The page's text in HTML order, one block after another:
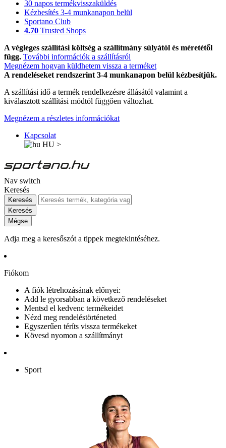
30 napos termékvisszaküldés
Kézbesítés 3-4 munkanapon belül
Sportano Club
4.70 Trusted Shops
A végleges szállítási költség a szállítmány súlyától és méretétől
függ. További információk a szállításról
Megnézem hogyan küldhetem vissza a terméket
A rendeléseket rendszerint 3-4 munkanapon belül kézbesítjük.
A szállítási idő a termék rendelkezésre állásától valamint a
kiválasztott szállítási módtól függően változhat.
Megnézem a részletes információkat
Kapcsolat
HU >
Nav switch
Keresés
Keresés
Keresés
Mégse
Adja meg a keresőszót a tippek megtekintéséhez.
Fiókom
A fiók létrehozásának előnyei:
Add le gyorsabban a következő rendeléseket
Mentsd el kedvenc termékeidet
Nézd meg rendeléstörténeted
Egyszerűen téríts vissza termékeket
Kövesd nyomon a szállítmányt
Sport